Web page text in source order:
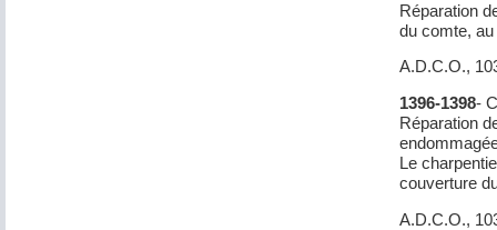
Réparation
du comte,
A.D.C.O.,
1396-1398-
Réparation
Le
couverture
A.D.C.O.,